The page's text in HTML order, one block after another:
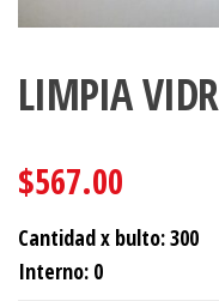
LIMPIA
$567.00
Cantidad x bulto: 300
Interno: 0